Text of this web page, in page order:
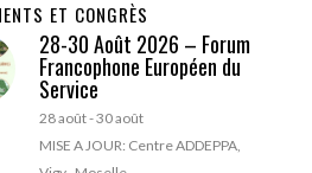
ET CONGRÈS
28-30 Août 2026 – Forum
Francophone Européen du
Service
28 août-30 août
MISE A JOUR: Centre ADDEPPA,